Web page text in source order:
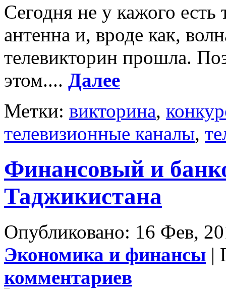
Сегодня не у кажого есть
антенна и, вроде как,
телевикторин прошла.
этом.... Далее
Метки: викторина,
телевизионные каналы,
Финансовый и
Таджикистана
Опубликовано: 16 Фев,
Экономика и финансы |
комментариев